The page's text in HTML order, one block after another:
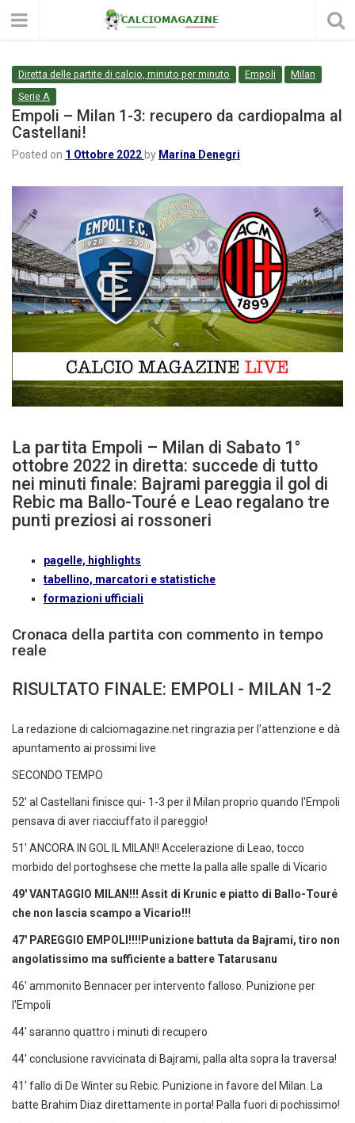
Diretta delle partite di calcio, minuto per minuto Empoli
Milan
Serie A
Empoli – Milan 1-3: recupero da cardiopalma al
Castellani!
Posted on 1 Ottobre 2022 by Marina Denegri
La partita Empoli – Milan di Sabato 1°
ottobre 2022 in diretta: succede di tutto
nei minuti finale: Bajrami pareggia il gol di
Rebic ma Ballo-Touré e Leao regalano tre
punti preziosi ai rossoneri
pagelle, highlights
tabellino, marcatori e statistiche
formazioni ufficiali
Cronaca della partita con commento in tempo
reale
RISULTATO FINALE: EMPOLI - MILAN 1-2
La redazione di calciomagazine.net ringrazia per l'attenzione e dà
apuntamento ai prossimi live
SECONDO TEMPO
52' al Castellani finisce qui- 1-3 per il Milan proprio quando l'Empoli
pensava di aver riacciuffato il pareggio!
51' ANCORA IN GOL IL MILAN!! Accelerazione di Leao, tocco
morbido del portoghsese che mette la palla alle spalle di Vicario
49' VANTAGGIO MILAN!!! Assit di Krunic e piatto di Ballo-Touré
che non lascia scampo a Vicario!!!
47' PAREGGIO EMPOLI!!!!Punizione battuta da Bajrami, tiro non
angolatissimo ma sufficiente a battere Tatarusanu
46' ammonito Bennacer per intervento falloso. Punizione per
l'Empoli
44' saranno quattro i minuti di recupero
44' conclusione ravvicinata di Bajrami, palla alta sopra la traversa!
41' fallo di De Winter su Rebic. Punizione in favore del Milan. La
batte Brahim Diaz direttamente in porta! Palla fuori di pochissimo!